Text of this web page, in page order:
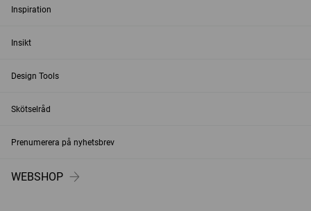
Inspiration
Insikt
Design Tools
Skötselråd
Prenumerera på nyhetsbrev
WEBSHOP